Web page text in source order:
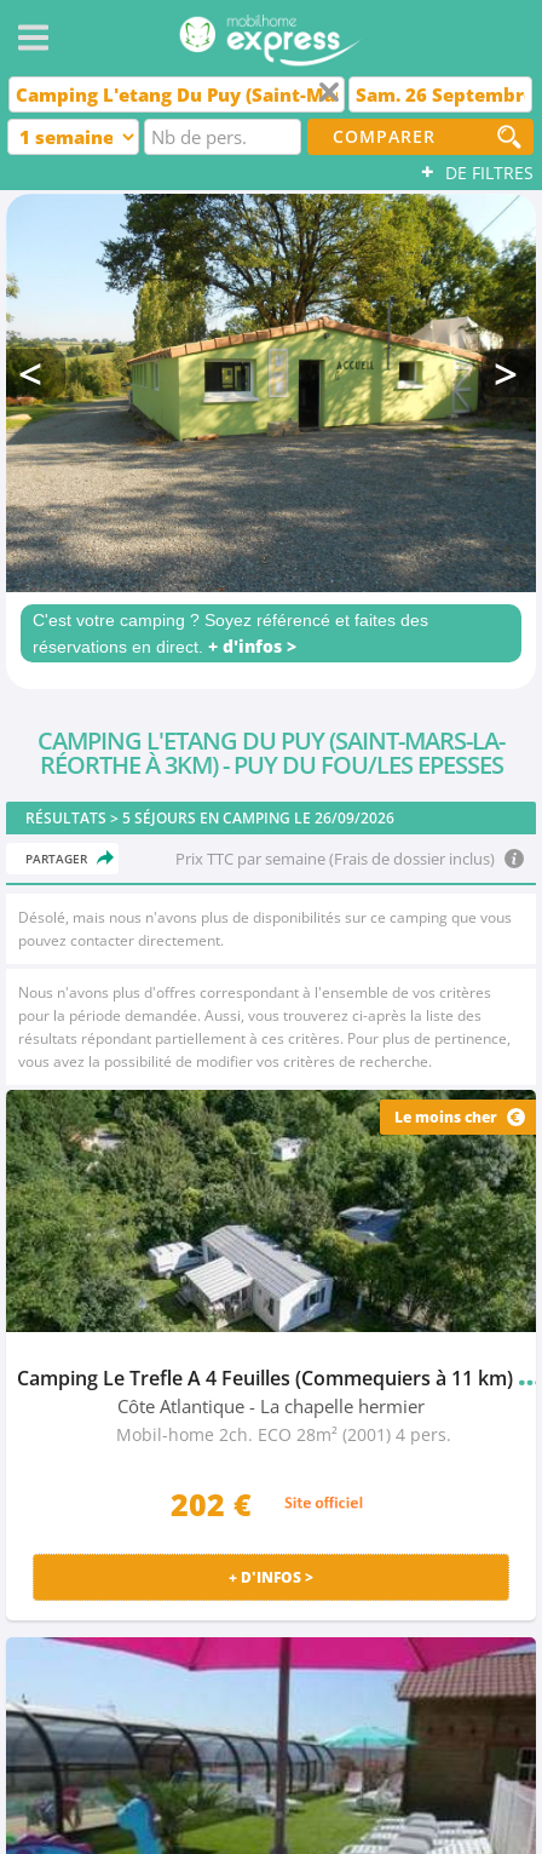
COMPARER
+ DE FILTRES
C'est votre camping ? Soyez référencé et faites des
réservations en direct. + d'infos >
CAMPING L'ETANG DU PUY (SAINT-MARS-LA-
RÉORTHE À 3KM) - PUY DU FOU/LES EPESSES
RÉSULTATS >5SÉJOURS EN CAMPING LE 26/09/2026
PARTAGER Prix TTC par semaine (Frais de dossier inclus)
Désolé, mais nous n'avons plus de disponibilités sur ce camping que vous
pouvez contacter directement.
Nous n'avons plus d'offres correspondant à l'ensemble de vos critères
pour la période demandée. Aussi, vous trouverez ci-après la liste des
résultats répondant partiellement à ces critères. Pour plus de pertinence,
vous avez la possibilité de modifier vos critères de recherche.
Le moins cher
C
amping Le Trefle A 4 Feuilles (Commequiers à 11 km)
Côte Atlantique - La chapelle hermier
Mobil-home 2ch. ECO 28m² (2001) 4 pers.
202 €
+ D'INFOS >